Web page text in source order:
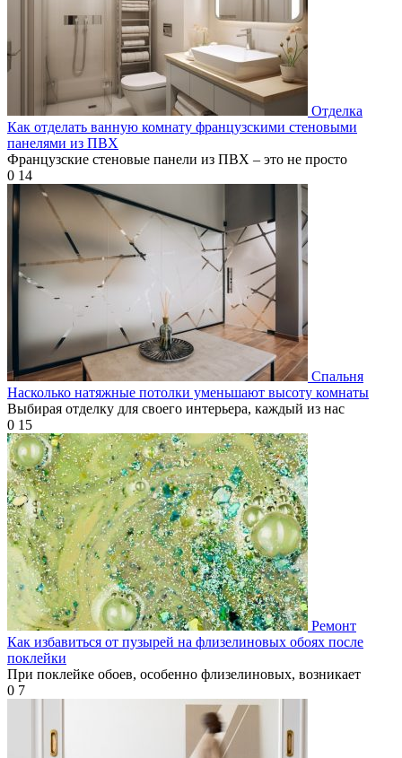
Отделка
Как отделать ванную комнату французскими стеновыми
панелями из ПВХ
Французские стеновые панели из ПВХ – это не просто
0 14
Спальня
Насколько натяжные потолки уменьшают высоту комнаты
Выбирая отделку для своего интерьера, каждый из нас
0 15
Ремонт
Как избавиться от пузырей на флизелиновых обоях после
поклейки
При поклейке обоев, особенно флизелиновых, возникает
0 7